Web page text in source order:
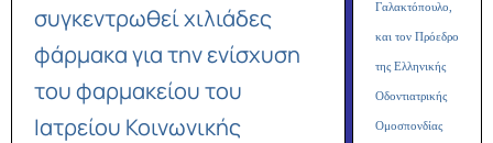
συγκεντρωθεί χιλιάδες
φάρμακα για την ενίσχυση
του φαρμακείου του
Ιατρείου Κοινωνικής
Γαλακτόπουλο,
και τον Πρόεδρο
της Ελληνικής
Οδοντιατρικής
Ομοσπονδίας